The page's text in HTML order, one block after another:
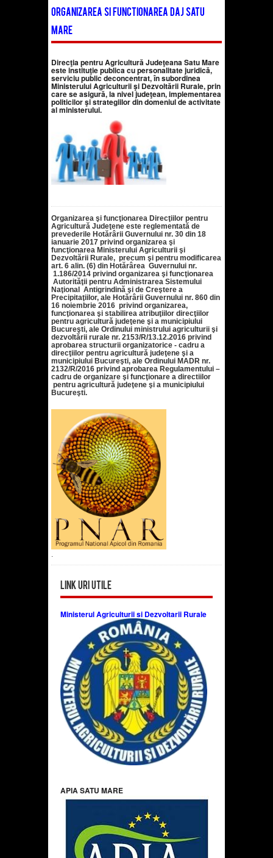
organizarea si functionarea DAJ Satu
Mare
Direcţia pentru Agricultură Judeţeana Satu Mare
este instituţie publica cu personalitate juridică,
serviciu public deconcentrat, în subordinea
Ministerului Agriculturii şi Dezvoltării Rurale, prin
care se asigură, la nivel judeţean, implementarea
politicilor şi strategiilor din domeniul de activitate
al ministerului.
Organizarea şi funcţionarea Direcţiilor pentru
Agricultură Judeţene este reglementată de
prevederile Hotărârii Guvernului nr. 30 din 18
ianuarie 2017 privind organizarea şi
funcţionarea Ministerului Agriculturii şi
Dezvoltării Rurale, precum şi pentru modificarea
art. 6 alin. (6) din Hotărârea Guvernului nr.
1.186/2014 privind organizarea şi funcţionarea
Autorităţii pentru Administrarea Sistemului
Naţional Antigrindină şi de Creştere a
Precipitaţiilor, ale Hotărârii Guvernului nr. 860 din
16 noiembrie 2016 privind organizarea,
funcţionarea şi stabilirea atribuţiilor direcţiilor
pentru agricultură judeţene şi a municipiului
Bucureşti, ale Ordinului ministrului agriculturii şi
dezvoltării rurale nr. 2153/R/13.12.2016 privind
aprobarea structurii organizatorice - cadru a
direcţiilor pentru agricultură judeţene şi a
municipiului Bucureşti, ale Ordinului MADR nr.
2132/R/2016 privind aprobarea Regulamentului –
cadru de organizare şi funcţionare a directiilor
pentru agricultură judeţene şi a municipiului
Bucureşti.
Link uri utile
Ministerul Agriculturii si Dezvoltarii Rurale
APIA SATU MARE